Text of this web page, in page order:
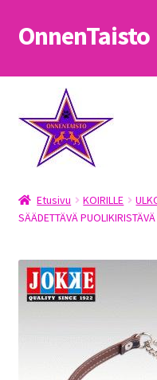
Siirry
navigointiin
Siirry
sisältöön
OnnenTaisto
Etusivu
Kassa
Oma tili
OnnenTaisto
Palautukset
Etusivu KOIRILLE
SÄÄDETTÄVÄ